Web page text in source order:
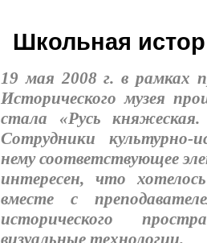
Школьная
19 мая 2008 г. в рамках
Исторического музея
стала «Русь княжеская.
Сотрудники культурно-
нему соответствующее
интересен, что
вместе с
исторического
визуальные технологии.